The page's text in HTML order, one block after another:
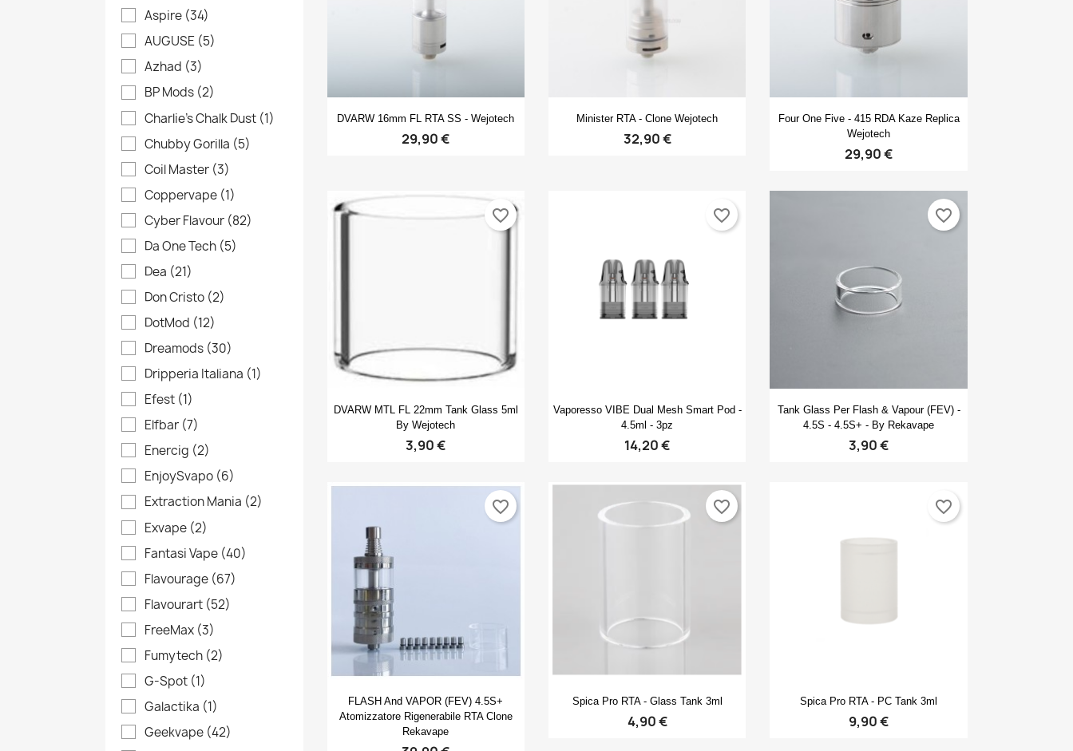
Aspire (34)
AUGUSE (5)
Azhad (3)
BP Mods (2)
Charlie's Chalk Dust (1)
Chubby Gorilla (5)
Coil Master (3)
Coppervape (1)
Cyber Flavour (82)
Da One Tech (5)
Dea (21)
Don Cristo (2)
DotMod (12)
Dreamods (30)
Dripperia Italiana (1)
Efest (1)
Elfbar (7)
Enercig (2)
EnjoySvapo (6)
Extraction Mania (2)
Exvape (2)
Fantasi Vape (40)
Flavourage (67)
Flavourart (52)
FreeMax (3)
Fumytech (2)
G-Spot (1)
Galactika (1)
Geekvape (42)
Anteprima
DVARW 16mm FL RTA SS - Wejotech
29,90 €
Anteprima
Minister RTA - Clone Wejotech
32,90 €
Anteprima
Four One Five - 415 RDA Kaze Replica
Wejotech
29,90 €
Anteprima
DVARW MTL FL 22mm Tank Glass 5ml
By Wejotech
3,90 €
favorite_border
Anteprima
Vaporesso VIBE Dual Mesh Smart Pod -
4.5ml - 3pz
14,20 €
favorite_border
Anteprima
Tank Glass Per Flash & Vapour (FEV) -
4.5S - 4.5S+ - By Rekavape
3,90 €
favorite_border
Anteprima
FLASH And VAPOR (FEV) 4.5S+
Atomizzatore Rigenerabile RTA Clone
Rekavape
favorite_border
Anteprima
Spica Pro RTA - Glass Tank 3ml
4,90 €
favorite_border
Anteprima
Spica Pro RTA - PC Tank 3ml
9,90 €
favorite_border